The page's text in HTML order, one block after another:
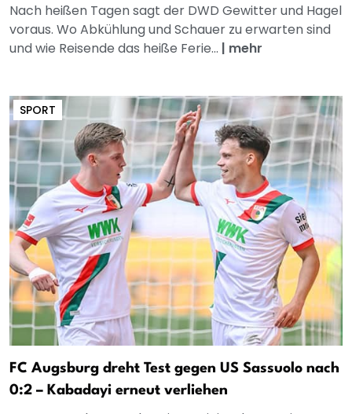
Nach heißen Tagen sagt der DWD Gewitter und Hagel
voraus. Wo Abkühlung und Schauer zu erwarten sind
und wie Reisende das heiße Ferie... | mehr
SPORT
FC Augsburg dreht Test gegen US Sassuolo nach
0:2 – Kabadayi erneut verliehen